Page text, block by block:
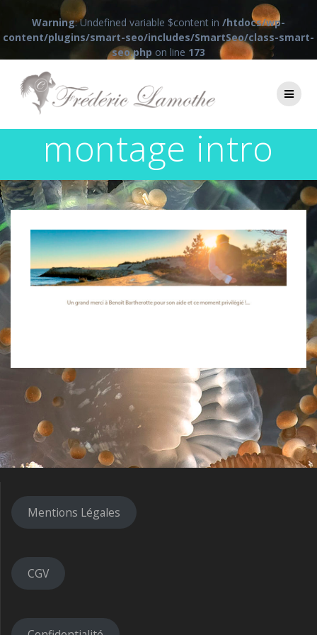
Warning: Undefined variable $content in /htdocs/wp-
content/plugins/smart-seo/includes/SmartSeo/class-smart-
seo.php on line 173
contenu
montage intro
Mentions Légales
CGV